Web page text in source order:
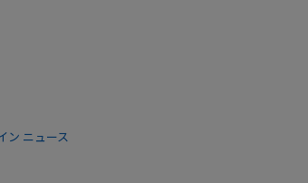
ン ニュース